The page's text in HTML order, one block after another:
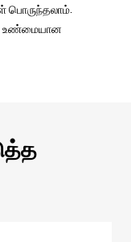
பொருந்தலாம்.
உண்மையான